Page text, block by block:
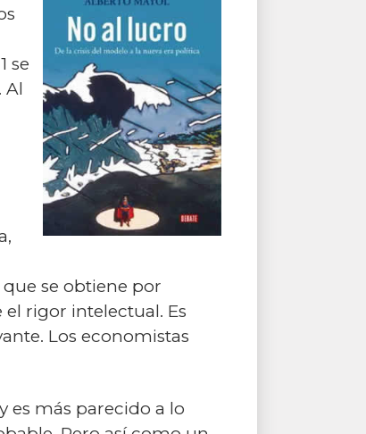
se
Al
se obtiene por
rigor intelectual. Es
Los economistas
es más parecido a lo